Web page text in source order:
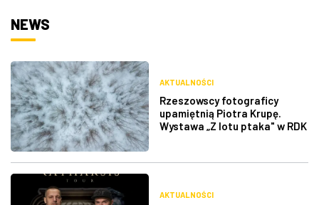
NEWS
AKTUALNOŚCI
Rzeszowscy fotograficy
upamiętnią Piotra Krupę.
Wystawa „Z lotu ptaka" w RDK
AKTUALNOŚCI